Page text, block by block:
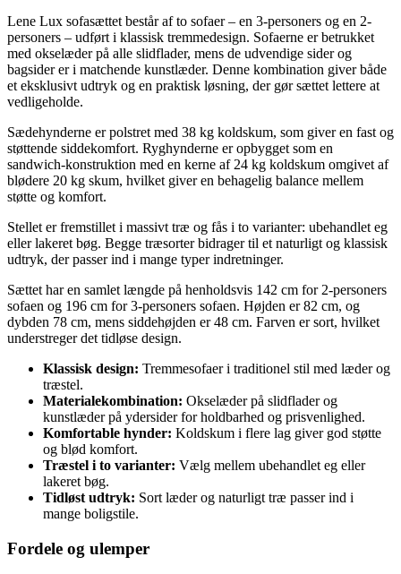
Lene Lux sofasættet består af to sofaer – en 3-personers og en 2-
personers – udført i klassisk tremmedesign. Sofaerne er betrukket
med okselæder på alle slidflader, mens de udvendige sider og
bagsider er i matchende kunstlæder. Denne kombination giver både
et eksklusivt udtryk og en praktisk løsning, der gør sættet lettere at
vedligeholde.
Sædehynderne er polstret med 38 kg koldskum, som giver en fast og
støttende siddekomfort. Ryghynderne er opbygget som en
sandwich-konstruktion med en kerne af 24 kg koldskum omgivet af
blødere 20 kg skum, hvilket giver en behagelig balance mellem
støtte og komfort.
Stellet er fremstillet i massivt træ og fås i to varianter: ubehandlet eg
eller lakeret bøg. Begge træsorter bidrager til et naturligt og klassisk
udtryk, der passer ind i mange typer indretninger.
Sættet har en samlet længde på henholdsvis 142 cm for 2-personers
sofaen og 196 cm for 3-personers sofaen. Højden er 82 cm, og
dybden 78 cm, mens siddehøjden er 48 cm. Farven er sort, hvilket
understreger det tidløse design.
Klassisk design: Tremmesofaer i traditionel stil med læder og
træstel.
Materialekombination: Okselæder på slidflader og
kunstlæder på ydersider for holdbarhed og prisvenlighed.
Komfortable hynder: Koldskum i flere lag giver god støtte
og blød komfort.
Træstel i to varianter: Vælg mellem ubehandlet eg eller
lakeret bøg.
Tidløst udtryk: Sort læder og naturligt træ passer ind i
mange boligstile.
Fordele og ulemper